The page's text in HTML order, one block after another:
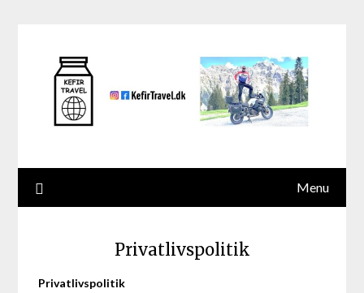
Menu
Privatlivspolitik
Privatlivspolitik